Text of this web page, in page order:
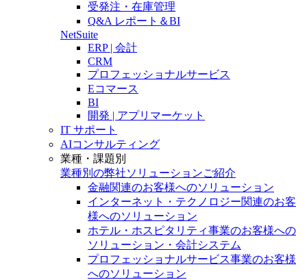
受発注・在庫管理
Q&A レポート＆BI
NetSuite
ERP | 会計
CRM
プロフェッショナルサービス
Eコマース
BI
開発 | アプリマーケット
IT サポート
AIコンサルティング
業種・課題別
業種別の弊社ソリューションご紹介
金融関連のお客様へのソリューション
インターネット・テクノロジー関連のお客
様へのソリューション
ホテル・ホスピタリティ事業のお客様への
ソリューション・会計システム
プロフェッショナルサービス事業のお客様
へのソリューション